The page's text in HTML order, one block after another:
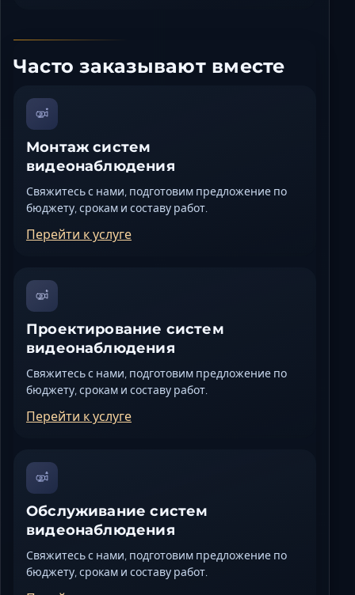
Часто заказывают вместе
Монтаж систем
видеонаблюдения
Свяжитесь с нами, подготовим предложение по
бюджету, срокам и составу работ.
Перейти к услуге
Проектирование систем
видеонаблюдения
Свяжитесь с нами, подготовим предложение по
бюджету, срокам и составу работ.
Перейти к услуге
Обслуживание систем
видеонаблюдения
Свяжитесь с нами, подготовим предложение по
бюджету, срокам и составу работ.